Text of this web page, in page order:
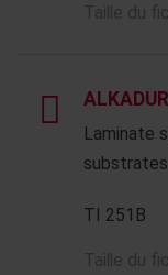
Laminate
substrates
TI 251B